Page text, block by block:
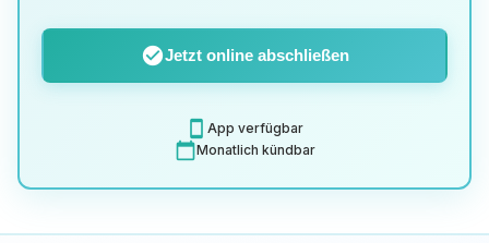
check_circleJetzt online abschließen
smartphone App verfügbar
calendar_todayMonatlich kündbar